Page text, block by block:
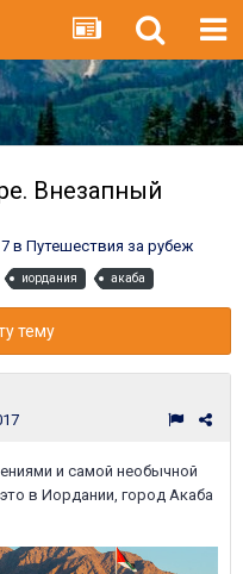
Внезапный
в Путешествия за рубеж
иордания акаба
тему
и самой необычной
в Иордании, город Акаба